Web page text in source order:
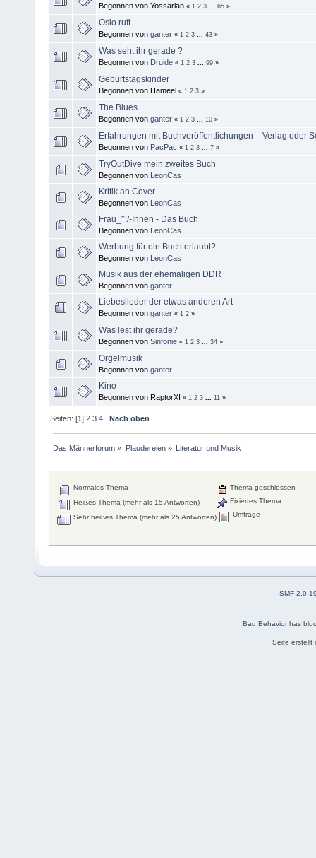
Begonnen von Yossarian « 1 2 3 65 »
Oslo ruft
Begonnen von ganter « 1 2 3 43 »
Was seht ihr gerade ?
Begonnen von Druide « 1 2 3 99 »
Geburtstagskinder
Begonnen von Hameel « 1 2 3 »
The Blues
Begonnen von ganter « 1 2 3 10 »
Erfahrungen mit Buchveröffentlichungen – Verlag oder
Begonnen von PacPac « 1 2 3 7 »
TryOutDive mein zweites Buch
Begonnen von LeonCas
Kritik an Cover
Begonnen von LeonCas
Frau_*:/-Innen - Das Buch
Begonnen von LeonCas
Werbung für ein Buch erlaubt?
Begonnen von LeonCas
Musik aus der ehemaligen DDR
Begonnen von ganter
Liebeslieder der etwas anderen Art
Begonnen von ganter « 1 2 »
Was lest ihr gerade?
Begonnen von Sinfonie « 1 2 3 34 »
Orgelmusik
Begonnen von ganter
Kino
Begonnen von RaptorXI « 1 2 3 11 »
Seiten: [1]2 3 4 Nach oben
Das Männerforum » Plaudereien» Literatur und Musik
Normales Thema
Heißes Thema (mehr als 15 Antworten)
Sehr heißes Thema (mehr als 25 Antworten)
Thema geschlossen
Fixiertes Thema
Umfrage
SMF
Bad Behaviorhas
Seite erstellt